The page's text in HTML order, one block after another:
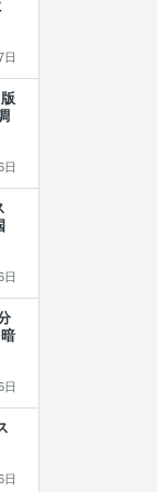
日
日
日
日
日